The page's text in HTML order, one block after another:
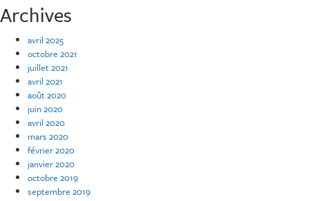
Archives
avril 2025
octobre 2021
juillet 2021
avril 2021
août 2020
juin 2020
avril 2020
mars 2020
février 2020
janvier 2020
octobre 2019
septembre 2019